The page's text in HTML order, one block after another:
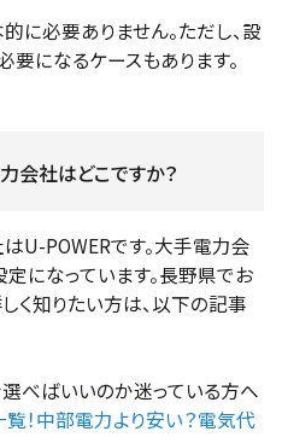
に必要ありません。ただし、設
になるケースもあります。
会社はどこですか？
U-POWERです。大手電力会
になっています。長野県でお
く知りたい方は、以下の記事
べばいいのか迷っている方へ
！中部電力より安い？電気代